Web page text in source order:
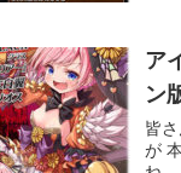
ア
ン
皆
が